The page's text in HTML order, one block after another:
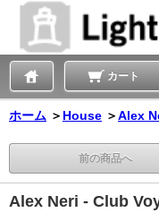
カート
ホーム ＞ House ＞Alex
前の商品へ
Alex Neri - Club